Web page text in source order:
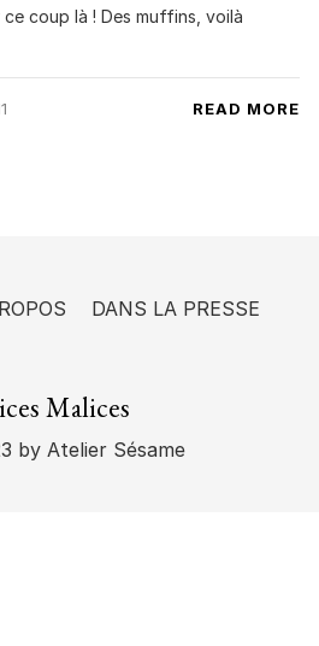
coup là ! Des muffins, voilà
READ MORE
DANS LA PRESSE
Malices
by Atelier Sésame